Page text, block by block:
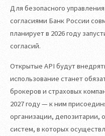
Для безопасного
согласиями Банк России
планирует в 2026 году
согласий.
Открытые API будут
использование станет
брокеров и страховых
2027 году — к ним
организации,
систем, в которых